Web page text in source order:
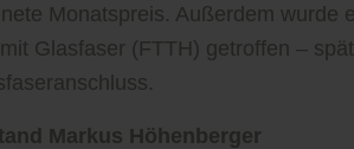
Monatspreis. Außerdem wurde
Glasfaser (FTTH) getroffen –
Markus Höhenberger